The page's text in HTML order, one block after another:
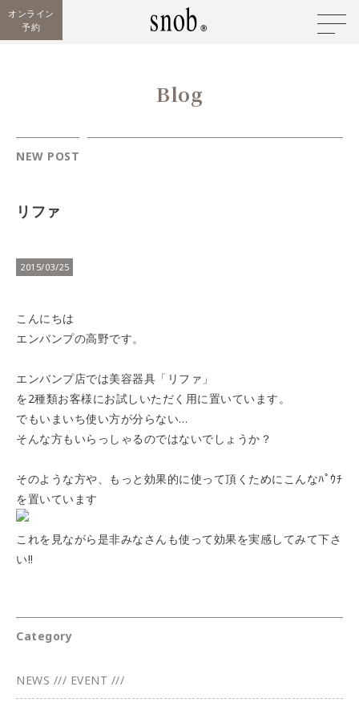
オンライン
予約
Blog
NEW POST
リファ
2015/03/25
こんにちは
エンバンプの高野です。
エンバンプ店では美容器具「リファ」
を2種類お客様にお試しいただく用に置いています。
でもいまいち使い方が分らない…
そんな方もいらっしゃるのではないでしょうか？
そのような方や、もっと効果的に使って頂くためにこんなﾊﾟｳﾁ
を置いています
これを見ながら是非みなさんも使って効果を実感してみて下さ
い!!
Category
NEWS /// EVENT ///